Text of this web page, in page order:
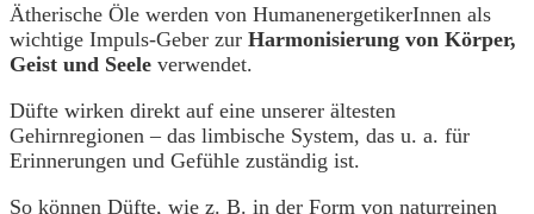
Ätherische Öle werden von HumanenergetikerInnen als
wichtige Impuls-Geber zur Harmonisierung von Körper,
Geist und Seele verwendet.
Düfte wirken direkt auf eine unserer ältesten
Gehirnregionen – das limbische System, das u. a. für
Erinnerungen und Gefühle zuständig ist.
So können Düfte, wie z. B. in der Form von naturreinen